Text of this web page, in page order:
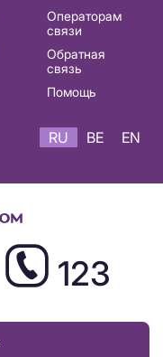
Операторам
связи
Обратная
связь
Помощь
RU BE EN
123